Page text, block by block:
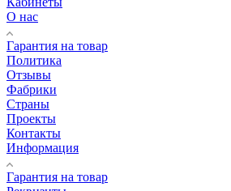
О нас
Гарантия на товар
Политика
Отзывы
Фабрики
Страны
Проекты
Контакты
Информация
Гарантия на товар